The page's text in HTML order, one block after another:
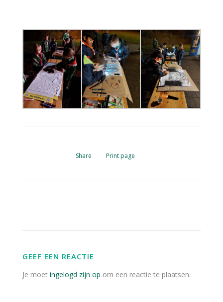
Share Print page
GEEF EEN REACTIE
Je moet ingelogd zijn op om een reactie te plaatsen.